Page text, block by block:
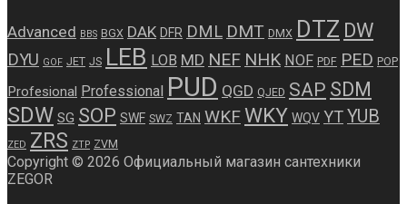
Advanced BBS BGX DAK DFR DML DMT DMX DTZ DW
DYU GOF JET JS LEB LOB MD NEF NHK NOF PDF PED POP
Profesional Professional PUD QGD QJED SAP SDM
SDW SG SOP SWF SWZ TAN WKFWKY WQV YTYUB
ZED ZRS ZTP ZVM
Copyright © 2026 Официальный магазин сантехники
ZEGOR